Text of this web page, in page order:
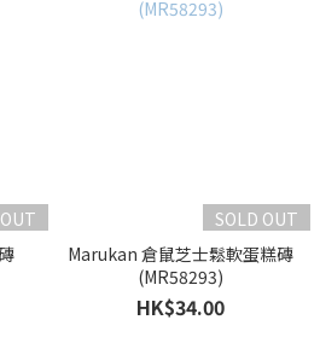
SOLD OUT
Marukan 倉鼠芝士鬆軟蛋糕磚
(MR58293)
HK$34.00